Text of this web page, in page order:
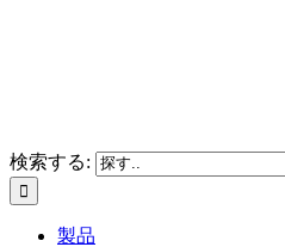
検索する:
製品